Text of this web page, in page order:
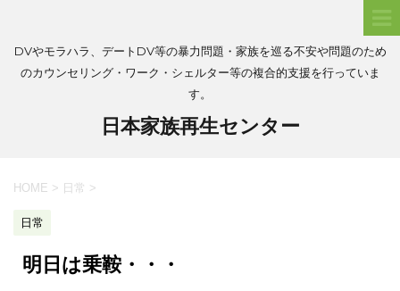
DVやモラハラ、デートDV等の暴力問題・家族を巡る不安や問題のため
のカウンセリング・ワーク・シェルター等の複合的支援を行っていま
す。
日本家族再生センター
HOME > 日常 >
日常
明日は乗鞍・・・